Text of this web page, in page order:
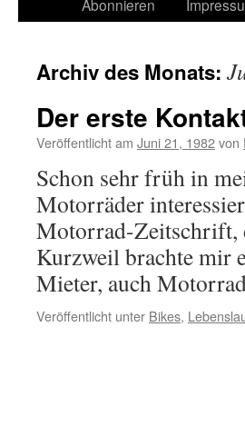
Abonnieren
Archiv des Monats:
Der erste
Veröffentlicht am Juni 21, 1982von
Schon sehr früh in
Motorräder
Motorrad-Zeitschrift,
Kurzweil brachte mir
Mieter, auch
Veröffentlicht unter Bikes,